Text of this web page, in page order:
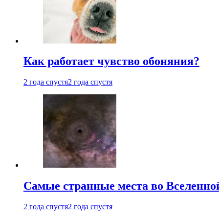
Как работает чувство обоняния?
2 года спустя2 года спустя
Самые странные места во
2 года спустя2 года спустя